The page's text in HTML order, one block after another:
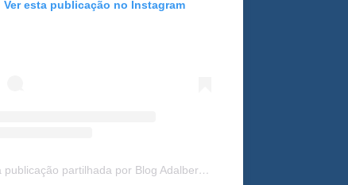
Ver esta publicação no Instagram
Uma publicação partilhada por Blog Adalberto Gomes Noticias (@blogadalbertogomesnoticiass)